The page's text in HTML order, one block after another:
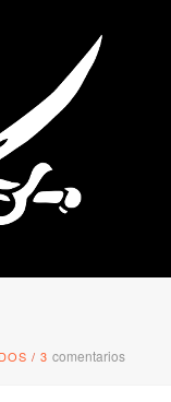
/ 3 comentarios